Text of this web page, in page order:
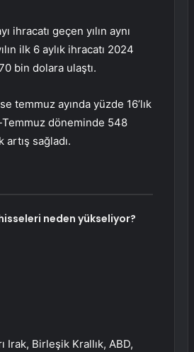
geçen yılın aynı
ilk 6 aylık ihracatı 2024
bin dolara ulaştı.
temmuz ayında yüzde 16’lık
döneminde 548
sağladı.
neden yükseliyor?
Irak, Birleşik Krallık, ABD,